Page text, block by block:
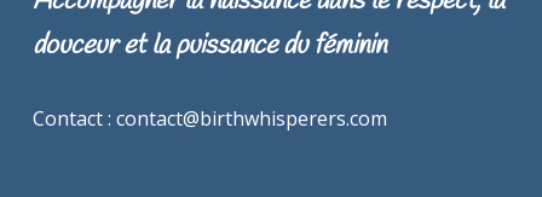
douceur et la puissance du féminin
Contact : contact@birthwhisperers.com